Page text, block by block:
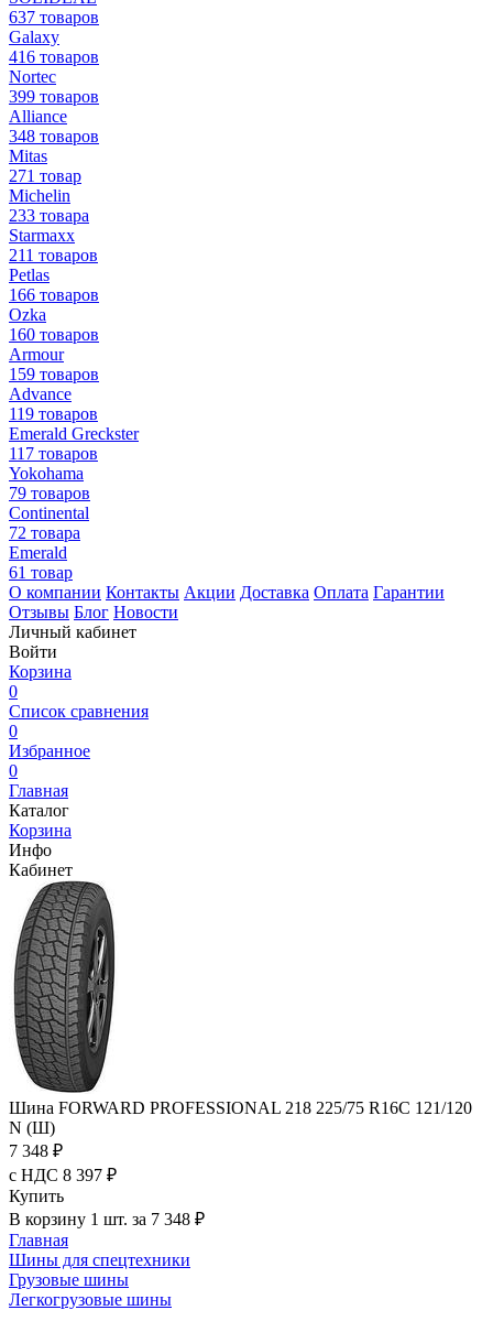
637 товаров
Galaxy
416 товаров
Nortec
399 товаров
Alliance
348 товаров
Mitas
271 товар
Michelin
233 товара
Starmaxx
211 товаров
Petlas
166 товаров
Ozka
160 товаров
Armour
159 товаров
Advance
119 товаров
Emerald Greckster
117 товаров
Yokohama
79 товаров
Continental
72 товара
Emerald
61 товар
О компании Контакты Акции Доставка Оплата Гарантии
Отзывы Блог Новости
Личный кабинет
Войти
Корзина
0
Список сравнения
0
Избранное
0
Главная
Каталог
Корзина
Инфо
Кабинет
Шина FORWARD PROFESSIONAL 218 225/75 R16C 121/120
N (Ш)
7 348 ₽
с НДС 8 397 ₽
Купить
В корзину 1 шт. за 7 348 ₽
Главная
Шины для спецтехники
Грузовые шины
Легкогрузовые шины